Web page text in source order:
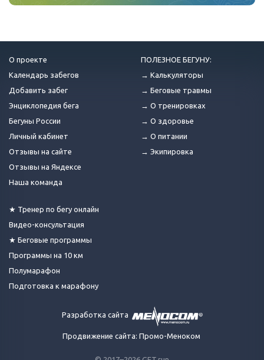
О проекте
Календарь забегов
Добавить забег
Энциклопедия бега
Бегуны России
Личный кабинет
Отзывы на сайте
Отзывы на Яндексе
Наша команда
★ Тренер по бегу онлайн
Видео-консультация
★ Беговые программы
Программы на 10 км
Полумарафон
Подготовка к марафону
ПОЛЕЗНОЕ БЕГУНУ:
→ Калькуляторы
→ Беговые травмы
→ О тренировках
→ О здоровье
→ О питании
→ Экипировка
Разработка сайта
Продвижение сайта: Промо-Меноком